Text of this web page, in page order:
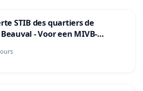
STIB des quartiers de
- Voor een MIVB-
wijken Strombeek en Het